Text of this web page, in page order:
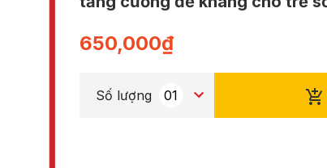
650,000₫
Số lượng